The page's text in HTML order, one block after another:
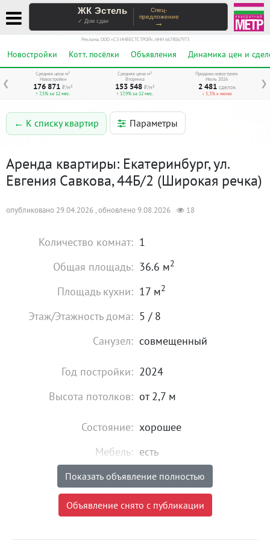
ЖК Эстель
✓ Дом сдан
Спец-
предложение
→
Реклама. ООО «СЗ ИНВЕСТСТРОЙ», ИНН 6678067973
Новостройки Котт. посёлки Объявления Динамика цен и
❮ ❯
Средняя цена м²
Новостройки
176 871 ₽/м²
↑ 7,5% за 12 мес.
Средняя цена м²
Вторичка
153 548 ₽/м²
↑ 17,9% за 12 мес.
Продажи новостроек
Июль 2026
2 481 сделок
↓ 5,3% к июню
← К списку квартир Параметры
Аренда квартиры: Екатеринбург, ул.
Евгения Савкова, 44Б/2 (Широкая речка)
опубликовано 29.04.2026 , обновлено 9.08.2026 18
Количество комнат: 1
Общая площадь: 36.6 м2
Площадь кухни: 17 м2
Этаж/Этажность дома: 5 / 8
Санузел: совмещенный
Год постройки: 2024
Высота потолков: от 2,7 м
Состояние: хорошее
Мебель: есть
Цена: 21 000₽
Объявление снято с публикации
Показать объявление полностью
Объявление снято с публикации